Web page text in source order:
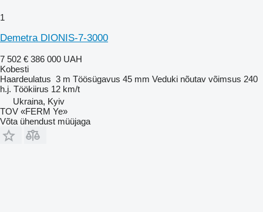
1
Demetra DIONIS-7-3000
7 502 € 386 000 UAH
Kobesti
Haardeulatus 3 m Töösügavus 45 mm Veduki nõutav võimsus 240
h.j. Töökiirus 12 km/t
Ukraina, Kyiv
TOV «FERM Ye»
Võta ühendust müüjaga